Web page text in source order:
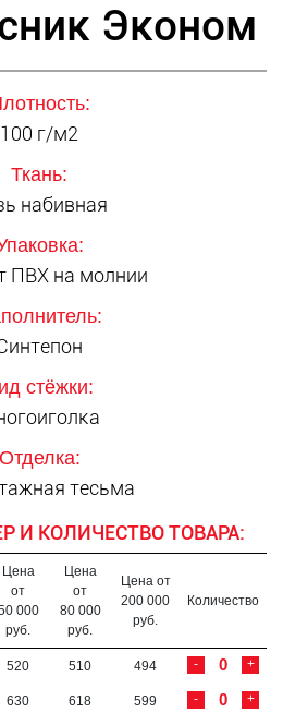
Эконом
100 г/м2
Ткань:
набивная
ПВХ на молнии
стёжки:
Отделка:
тесьма
И КОЛИЧЕСТВО ТОВАРА:
Цена
от
000
руб.
Цена
от
80 000
руб.
Цена от
200 000
руб.
Количество
520 510 494 +
-
630 618 599 +
-